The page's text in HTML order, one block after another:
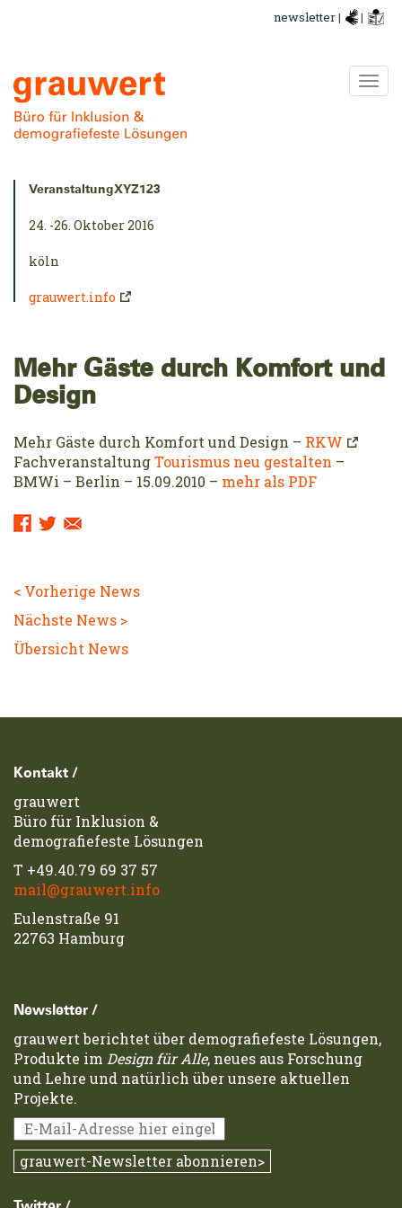
newsletter| |
Kurzinfo:
VeranstaltungXYZ123
24. -26. Oktober 2016
köln
grauwert.info
Mehr Gäste durch Komfort und
Design
Mehr Gäste durch Komfort und Design – RKW
FachveranstaltungTourismus neu gestalten –
BMWi – Berlin – 15.09.2010 – mehr als PDF
Sharing
< Vorherige News
Nächste News >
Übersicht News
Footerzeile
Kontakt /
grauwert
Büro für Inklusion &
demografiefeste Lösungen
T +49.40.79 69 37 57
mail@grauwert.info
Eulenstraße 91
22763 Hamburg
Newsletter /
grauwert berichtet über demografiefeste Lösungen,
Produkte im Design für Alle, neues aus Forschung
und Lehre und natürlich über unsere aktuellen
Projekte.